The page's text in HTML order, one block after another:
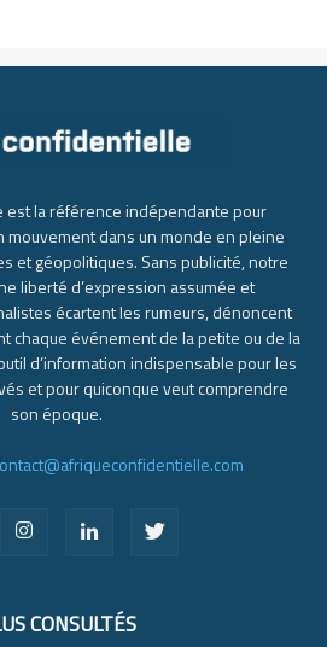
est la référence indépendante pour
mouvement dans un monde en pleine
et géopolitiques. Sans publicité, notre
liberté d’expression assumée et
écartent les rumeurs, dénoncent
chaque événement de la petite ou de la
d’information indispensable pour les
et pour quiconque veut comprendre
son époque.
CONSULTÉS